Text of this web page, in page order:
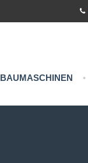
BAUMASCHINEN •